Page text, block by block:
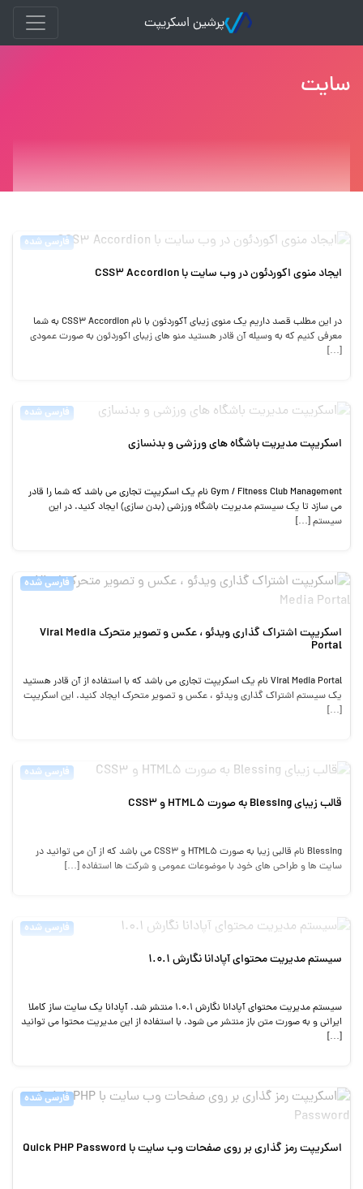
پرشین اسکریپت
سایت
فارسی شده
ایجاد منوی اکوردئون در وب سایت با CSS3 Accordion
در این مطلب قصد داریم یک منوی زیبای آکوردئون با نام CSS3 Accordion به شما
معرفی کنیم که به وسیله آن قادر هستید منو های زیبای اکوردئون به صورت عمودی
[…]
فارسی شده
اسکریپت مدیریت باشگاه های ورزشی و بدنسازی
Gym / Fitness Club Management نام یک اسکریپت تجاری می باشد که شما را قادر
می سازد تا یک سیستم مدیریت باشگاه ورزشی (بدن سازی) ایجاد کنید. در این
سیستم […]
فارسی شده
اسکریپت اشتراک گذاری ویدئو ، عکس و تصویر متحرک Viral Media
Portal
Viral Media Portal نام یک اسکریپت تجاری می باشد که با استفاده از آن قادر هستید
یک سیستم اشتراک گذاری ویدئو ، عکس و تصویر متحرک ایجاد کنید. این اسکریپت
[…]
فارسی شده
قالب زیبای Blessing به صورت HTML5 و CSS3
Blessing نام قالبی زیبا به صورت HTML5 و CSS3 می باشد که از آن می توانید در
سایت ها و طراحی های خود با موضوعات عمومی و شرکت ها استفاده […]
فارسی شده
سیستم مدیریت محتوای آپادانا نگارش ۱.۰.۱
سیستم مدیریت محتوای آپادانا نگارش ۱.۰.۱ منتشر شد. آپادانا یک سایت ساز کاملا
ایرانی و به صورت متن باز منتشر می شود. با استفاده از این مدیریت محتوا می توانید
[…]
فارسی شده
اسکریپت رمز گذاری بر روی صفحات وب سایت با Quick PHP Password